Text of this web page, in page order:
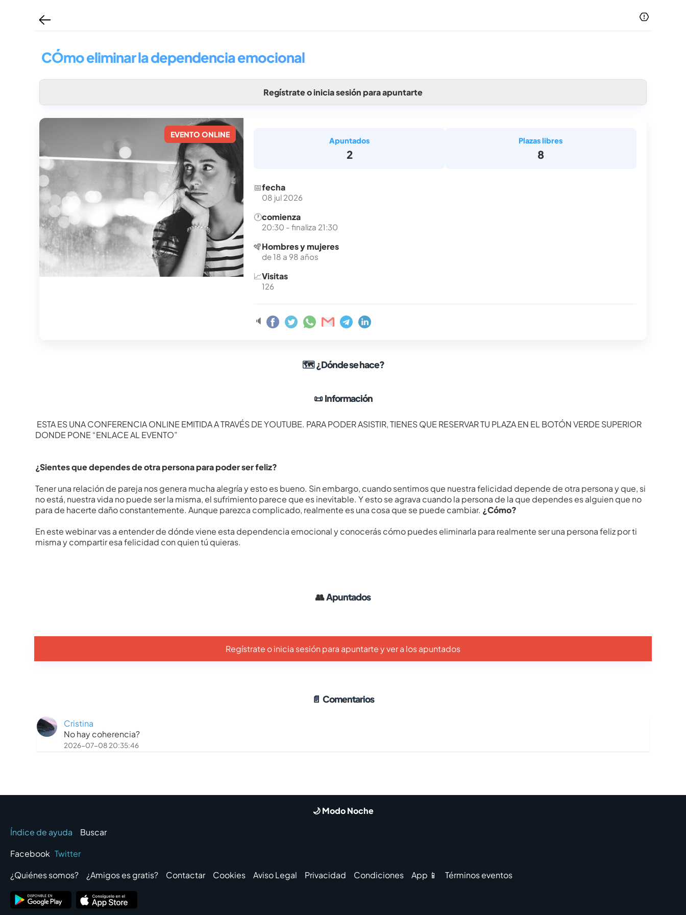
CÓmo eliminar la dependencia emocional
Regístrate o inicia sesión para apuntarte
EVENTO ONLINE
Apuntados
2
Plazas libres
8
📅fecha
08 jul 2026
🕐comienza
20:30 - finaliza 21:30
🪇Hombres y mujeres
de 18 a 98 años
📈Visitas
126
🔈
🗺¿Dónde se hace?
📜Información
ESTA ES UNA CONFERENCIA ONLINE EMITIDA A TRAVÉS DE YOUTUBE. PARA PODER ASISTIR, TIENES QUE RESERVAR TU PLAZA EN EL BOTÓN VERDE SUPERIOR
DONDE PONE “ENLACE AL EVENTO”
¿Sientes que dependes de otra persona para poder ser feliz?
Tener una relación de pareja nos genera mucha alegría y esto es bueno. Sin embargo, cuando sentimos que nuestra felicidad depende de otra persona y que, si
no está, nuestra vida no puede ser la misma, el sufrimiento parece que es inevitable. Y esto se agrava cuando la persona de la que dependes es alguien que no
para de hacerte daño constantemente. Aunque parezca complicado, realmente es una cosa que se puede cambiar. ¿Cómo?
En este webinar vas a entender de dónde viene esta dependencia emocional y conocerás cómo puedes eliminarla para realmente ser una persona feliz por ti
misma y compartir esa felicidad con quien tú quieras.
👥Apuntados
Regístrate o inicia sesión para apuntarte y ver a los apuntados
📄 Comentarios
Cristina
No hay coherencia?
2026-07-08 20:35:46
🌙 Modo Noche
Índice de ayuda
Buscar
Facebook Twitter
¿Quiénes somos?
¿Amigos es gratis? Contactar Cookies Aviso Legal Privacidad Condiciones App 📱 Términos eventos